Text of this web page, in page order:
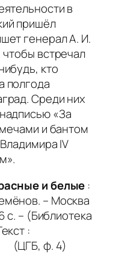
в
пришёл
генерал А. И.
встречал
кто
полгода
Среди них
«За
и бантом
IV
и белые :
– Москва
с. – (Библиотека
:
ф. 4)